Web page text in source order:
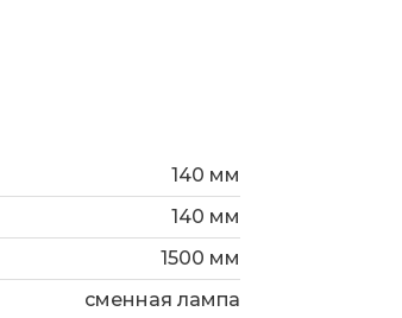
140 мм
140 мм
1500 мм
сменная лампа